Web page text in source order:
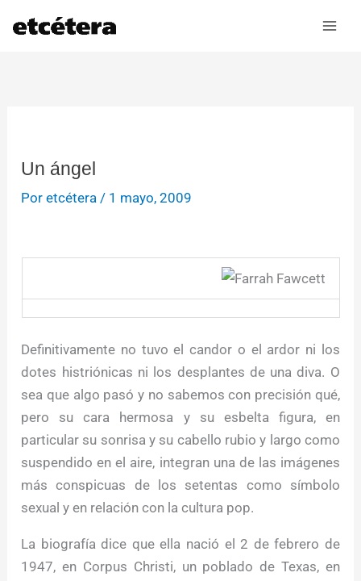
Un ángel
Poretcétera / 1 mayo, 2009
Definitivamente no tuvo el candor o el ardor ni los
dotes histriónicas ni los desplantes de una diva. O
sea que algo pasó y no sabemos con precisión qué,
pero su cara hermosa y su esbelta figura, en
particular su sonrisa y su cabello rubio y largo como
suspendido en el aire, integran una de las imágenes
más conspicuas de los setentas como símbolo
sexual y en relación con la cultura pop.
La biografía dice que ella nació el 2 de febrero de
1947, en Corpus Christi, un poblado de Texas, en